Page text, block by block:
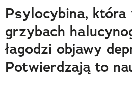
Trendbook Podróżniczy
Polecane
Psylocybina,
grzybach
łagodzi objawy
Potwierdzają to